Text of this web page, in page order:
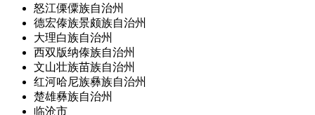
怒江傈僳族自治州
德宏傣族景颇族自治州
大理白族自治州
西双版纳傣族自治州
文山壮族苗族自治州
红河哈尼族彝族自治州
楚雄彝族自治州
临沧市